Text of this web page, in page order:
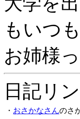
もいつ
お姉様
日記リ
・ おさかなさんのさ